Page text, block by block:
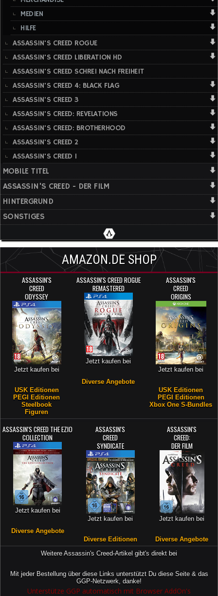
MEDIEN
HILFE
ASSASSIN'S CREED ROGUE
ASSASSIN'S CREED LIBERATION HD
ASSASSIN'S CREED SCHREI NACH FREIHEIT
ASSASSIN'S CREED 4: BLACK FLAG
ASSASSIN'S CREED 3
ASSASSIN'S CREED: REVELATIONS
ASSASSIN'S CREED: BROTHERHOOD
ASSASSIN'S CREED 2
ASSASSIN'S CREED 1
MOBILE TITEL
ASSASSIN'S CREED - DER FILM
HINTERGRUND
SONSTIGES
AMAZON.DE SHOP
ASSASSIN'S
CREED
ODYSSEY
Jetzt kaufen bei
USK Editionen
PEGI Editionen
Steelbook
Figuren
ASSASSIN'S CREED ROGUE
REMASTERED
Jetzt kaufen bei
Diverse Angebote
ASSASSIN'S
CREED
ORIGINS
Jetzt kaufen bei
USK Editionen
PEGI Editionen
Xbox One S-Bundles
ASSASSIN'S CREED THE EZIO
COLLECTION
Jetzt kaufen bei
Diverse Angebote
ASSASSIN'S
CREED
SYNDICATE
Jetzt kaufen bei
Diverse Editionen
ASSASSIN'S
CREED:
DER FILM
Jetzt kaufen bei
Diverse Angebote
Weitere Assassin's Creed-Artikel gibt's direkt bei
Mit jeder Bestellung über diese Links unterstützt Du diese Seite & das
GGP-Netzwerk, danke!
Unterstütze GGP automatisch mit Browser AddOn's